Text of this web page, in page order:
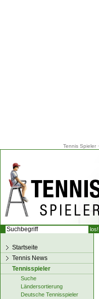
Tennis Spieler·
Startseite
Tennis News
Tennisspieler
Suche
Ländersortierung
Deutsche Tennisspieler
los!